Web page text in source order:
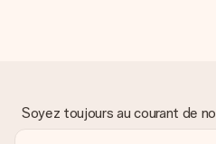
Soyez toujours au courant de